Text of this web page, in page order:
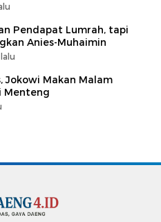
Pendapat Lumrah, tapi
Anies-Muhaimin
Jokowi Makan Malam
Menteng